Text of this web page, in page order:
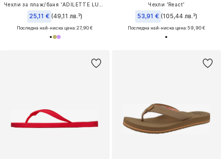
25,11 € (49,11 лв.³)
Последна най-ниска цена:27,90 €
Чехли 'React'
53,91 € (105,44 лв.³)
Последна най-ниска цена:59,90 €